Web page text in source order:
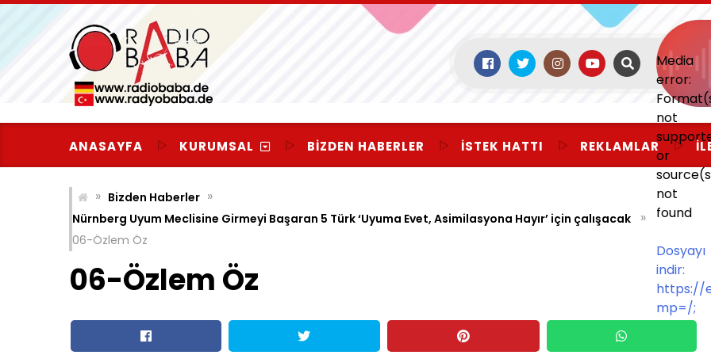
Skip
content
Media
error:
not
or
not
found
Dosyayı
indir:
https://
mp=/;
ANASAYFA KURUMSAL BIZDEN HABERLER İSTEK HATTI REKLAMLAR
» Bizden Haberler »
Nürnberg Uyum Meclisine Girmeyi Başaran 5 Türk ‘Uyuma Evet, Asimilasyona Hayır’ için çalışacak »
06-Özlem Öz
06-Özlem Öz